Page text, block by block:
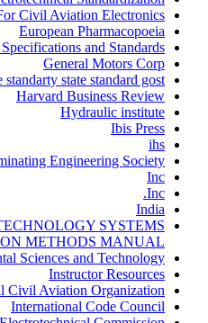
Civil Aviation Electronics
European Pharmacopoeia
and Standards
General Motors Corp
state standard gost
Harvard Business Review
Hydraulic institute
Ibis Press
ihs
Engineering Society
Inc
Inc.
India
SYSTEMS
METHODS MANUAL
Sciences and Technology
Instructor Resources
Civil Aviation Organization
International Code Council